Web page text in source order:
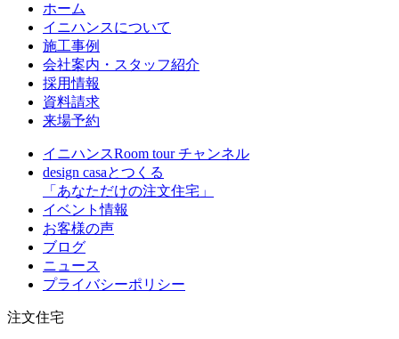
ホーム
イニハンスについて
施工事例
会社案内・スタッフ紹介
採用情報
資料請求
来場予約
イニハンスRoom tour チャンネル
design casaとつくる
「あなただけの注文住宅」
イベント情報
お客様の声
ブログ
ニュース
プライバシーポリシー
注文住宅